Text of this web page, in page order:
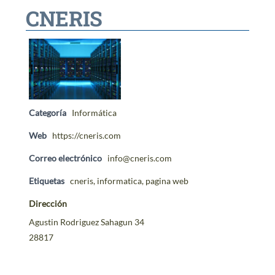
CONTACTO
CNERIS
Categoría Informática
Web https://cneris.com
Correo electrónico info@cneris.com
Etiquetas cneris, informatica, pagina web
Dirección
Agustin Rodriguez Sahagun 34
28817